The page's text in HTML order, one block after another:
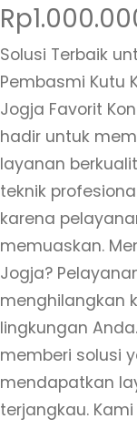
Rp
Solusi Terbaik
Pembasmi Kutu
Jogja Favorit
hadir untuk
layanan
teknik
karena
memuaskan.
Jogja?
menghilangkan
lingkungan
memberi solusi
mendapatkan
terjangkau.